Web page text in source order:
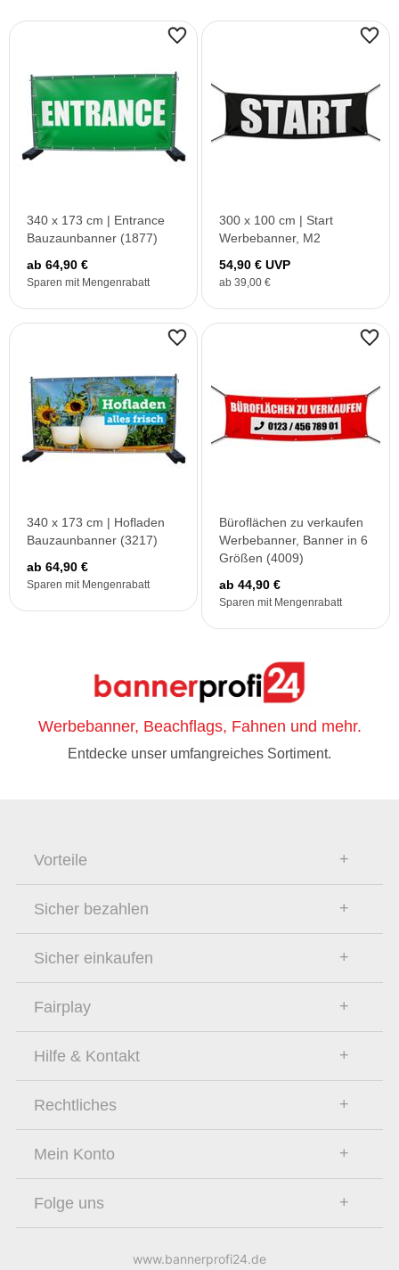
340 x 173 cm | Entrance
Bauzaunbanner (1877)
ab 64,90 €
Sparen mit Mengenrabatt
300 x 100 cm | Start
Werbebanner, M2
54,90 € UVP
ab 39,00 €
340 x 173 cm | Hofladen
Bauzaunbanner (3217)
ab 64,90 €
Sparen mit Mengenrabatt
Büroflächen zu verkaufen
Werbebanner, Banner in 6
Größen (4009)
ab 44,90 €
Sparen mit Mengenrabatt
Werbebanner, Beachflags, Fahnen und mehr.
Entdecke unser umfangreiches Sortiment.
Vorteile
Sicher bezahlen
Sicher einkaufen
Fairplay
Hilfe & Kontakt
Rechtliches
Mein Konto
Folge uns
www.bannerprofi24.de